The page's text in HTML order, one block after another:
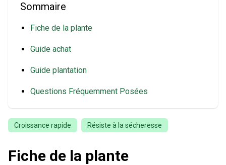
Sommaire
Fiche de la plante
Guide achat
Guide plantation
Questions Fréquemment Posées
Croissance rapide Résiste à la sécheresse
Fiche de la plante